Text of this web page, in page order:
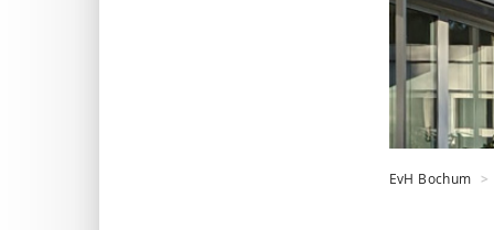
EvH Bochum